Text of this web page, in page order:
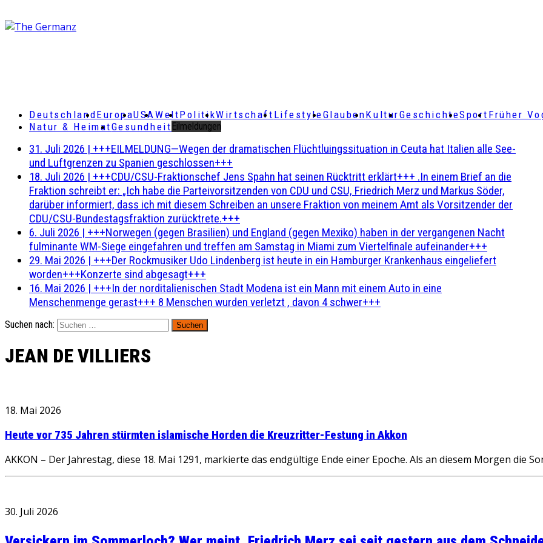
DeutschlandEuropaUSAWeltPolitikWirtschaft LifestyleGlaubenKulturGeschichteSport Früher
Natur & HeimatGesundheit Eilmeldungen
31. Juli 2026 | +++EILMELDUNG—Wegen der dramatischen Flüchtluingssituation in Ceuta hat Italien alle See-
und Luftgrenzen zu Spanien geschlossen+++
18. Juli 2026 | +++CDU/CSU-Fraktionschef Jens Spahn hat seinen Rücktritt erklärt+++ .In einem Brief an die
Fraktion schreibt er: „Ich habe die Parteivorsitzenden von CDU und CSU, Friedrich Merz und Markus Söder,
darüber informiert, dass ich mit diesem Schreiben an unsere Fraktion von meinem Amt als Vorsitzender der
CDU/CSU-Bundestagsfraktion zurücktrete.+++
6. Juli 2026 | +++Norwegen (gegen Brasilien) und England (gegen Mexiko) haben in der vergangenen Nacht
fulminante WM-Siege eingefahren und treffen am Samstag in Miami zum Viertelfinale aufeinander+++
29. Mai 2026 | +++Der Rockmusiker Udo Lindenberg ist heute in ein Hamburger Krankenhaus eingeliefert
worden+++Konzerte sind abgesagt+++
16. Mai 2026 | +++In der norditalienischen Stadt Modena ist ein Mann mit einem Auto in eine
Menschenmenge gerast+++ 8 Menschen wurden verletzt , davon 4 schwer+++
Suchen nach:
JEAN DE VILLIERS
18. Mai 2026
Heute vor 735 Jahren stürmten islamische Horden die Kreuzritter-Festung in Akkon
AKKON – Der Jahrestag, diese 18. Mai 1291, markierte das endgültige Ende einer Epoche. Als an diesem Morgen die
30. Juli 2026